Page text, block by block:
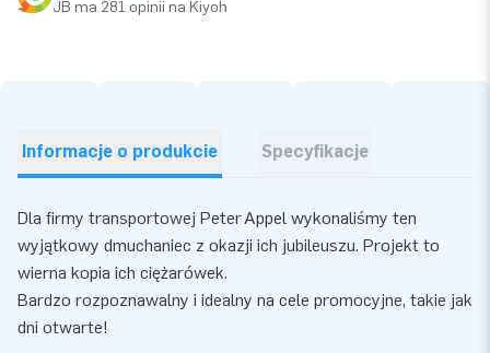
JB ma 281 opinii na Kiyoh
Informacje o produkcie Specyfikacje
Dla firmy transportowej Peter Appel wykonaliśmy ten
wyjątkowy dmuchaniec z okazji ich jubileuszu. Projekt to
wierna kopia ich ciężarówek.
Bardzo rozpoznawalny i idealny na cele promocyjne, takie jak
dni otwarte!